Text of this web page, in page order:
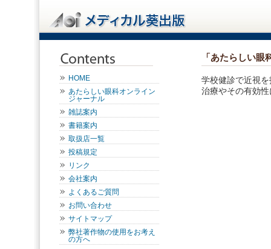
HOME
あたらしい眼科オンライン
ジャーナル
雑誌案内
書籍案内
取扱店一覧
投稿規定
リンク
会社案内
よくあるご質問
お問い合わせ
サイトマップ
弊社著作物の使用をお考え
の方へ
「あたらしい眼
学校健診で近視
治療やその有効